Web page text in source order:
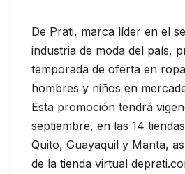
De Prati, marca líder en el
industria de moda del país,
temporada de oferta en
hombres y niños en
Esta promoción tendrá
septiembre, en las 14
Quito, Guayaquil y Manta,
de la tienda virtual